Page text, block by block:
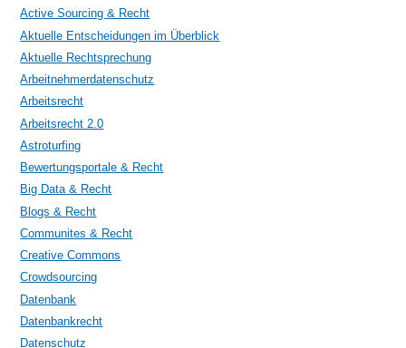
Active Sourcing & Recht
Aktuelle Entscheidungen im Überblick
Aktuelle Rechtsprechung
Arbeitnehmerdatenschutz
Arbeitsrecht
Arbeitsrecht 2.0
Astroturfing
Bewertungsportale & Recht
Big Data & Recht
Blogs & Recht
Communites & Recht
Creative Commons
Crowdsourcing
Datenbank
Datenbankrecht
Datenschutz